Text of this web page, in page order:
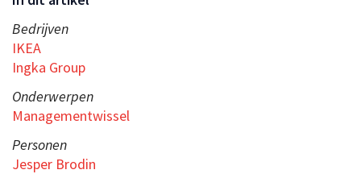
Bedrijven
IKEA
Ingka Group
Onderwerpen
Managementwissel
Personen
Jesper Brodin